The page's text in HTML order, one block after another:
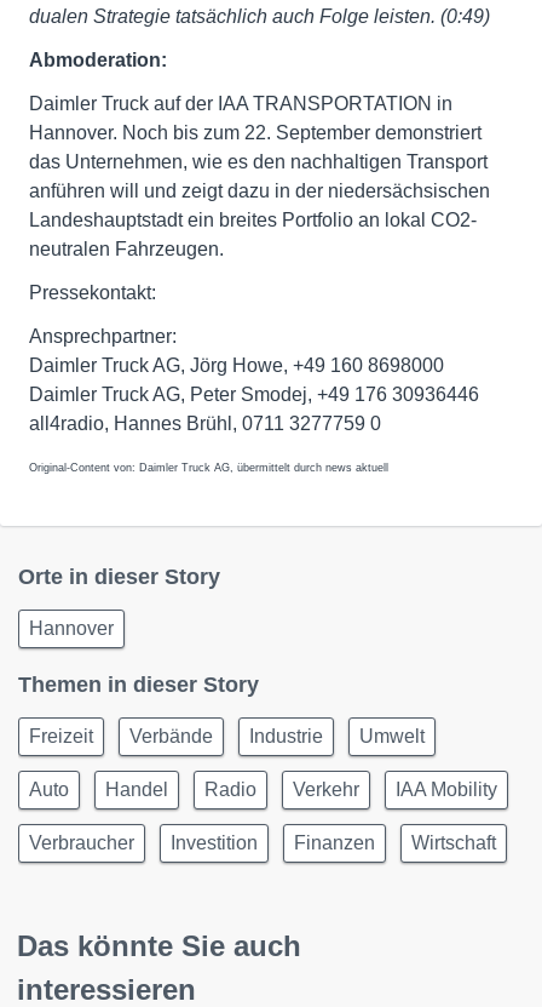
dualen Strategie tatsächlich auch Folge leisten. (0:49)
Abmoderation:
Daimler Truck auf der IAA TRANSPORTATION in
Hannover. Noch bis zum 22. September demonstriert
das Unternehmen, wie es den nachhaltigen Transport
anführen will und zeigt dazu in der niedersächsischen
Landeshauptstadt ein breites Portfolio an lokal CO2-
neutralen Fahrzeugen.
Pressekontakt:
Ansprechpartner:
Daimler Truck AG, Jörg Howe, +49 160 8698000
Daimler Truck AG, Peter Smodej, +49 176 30936446
all4radio, Hannes Brühl, 0711 3277759 0
Original-Content von: Daimler Truck AG, übermittelt durch news aktuell
Orte in dieser Story
Hannover
Themen in dieser Story
Freizeit Verbände Industrie Umwelt
Auto Handel Radio Verkehr IAA Mobility
Verbraucher Investition Finanzen Wirtschaft
Das könnte Sie auch
interessieren